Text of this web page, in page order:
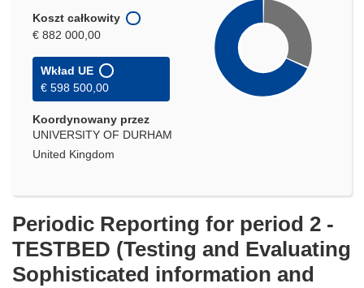
Koszt całkowity
€ 882 000,00
Wkład UE
€ 598 500,00
Koordynowany przez
UNIVERSITY OF DURHAM
United Kingdom
Periodic Reporting for period 2 -
TESTBED (Testing and Evaluating
Sophisticated information and